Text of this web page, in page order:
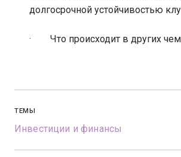
долгосрочной устойчивостью
· Что происходит в других
ТЕМЫ
Инвестиции и финансы